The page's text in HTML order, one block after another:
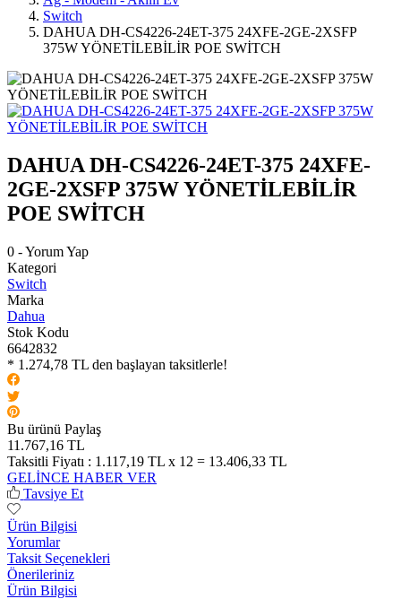
Switch
DAHUA DH-CS4226-24ET-375 24XFE-2GE-2XSFP
375W YÖNETİLEBİLİR POE SWİTCH
DAHUA DH-CS4226-24ET-375 24XFE-
2GE-2XSFP 375W YÖNETİLEBİLİR
POE SWİTCH
0 - Yorum Yap
Kategori
Switch
Marka
Dahua
Stok Kodu
6642832
* 1.274,78 TL den başlayan taksitlerle!
Bu ürünü Paylaş
11.767,16 TL
Taksitli Fiyatı : 1.117,19 TL x 12 = 13.406,33 TL
GELİNCE HABER VER
Tavsiye Et
Ürün Bilgisi
Yorumlar
Taksit Seçenekleri
Önerileriniz
Ürün Bilgisi